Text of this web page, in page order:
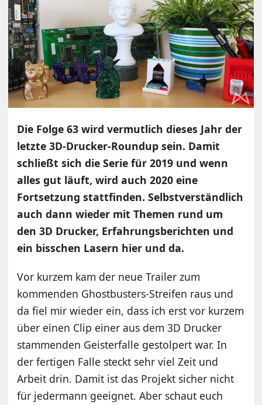
Die Folge 63 wird vermutlich dieses Jahr der
letzte 3D-Drucker-Roundup sein. Damit
schließt sich die Serie für 2019 und wenn
alles gut läuft, wird auch 2020 eine
Fortsetzung stattfinden. Selbstverständlich
auch dann wieder mit Themen rund um
den 3D Drucker, Erfahrungsberichten und
ein bisschen Lasern hier und da.
Vor kurzem kam der neue Trailer zum
kommenden Ghostbusters-Streifen raus und
da fiel mir wieder ein, dass ich erst vor kurzem
über einen Clip einer aus dem 3D Drucker
stammenden Geisterfalle gestolpert war. In
der fertigen Falle steckt sehr viel Zeit und
Arbeit drin. Damit ist das Projekt sicher nicht
für jedermann geeignet. Aber schaut euch